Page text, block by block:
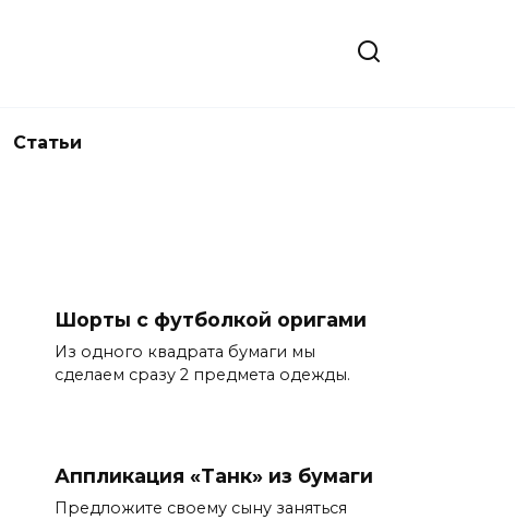
Статьи
Шорты с футболкой оригами
Из одного квадрата бумаги мы
сделаем сразу 2 предмета одежды.
Аппликация «Танк» из бумаги
Предложите своему сыну заняться